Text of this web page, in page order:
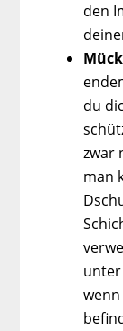
den
du
zwar
man
unter